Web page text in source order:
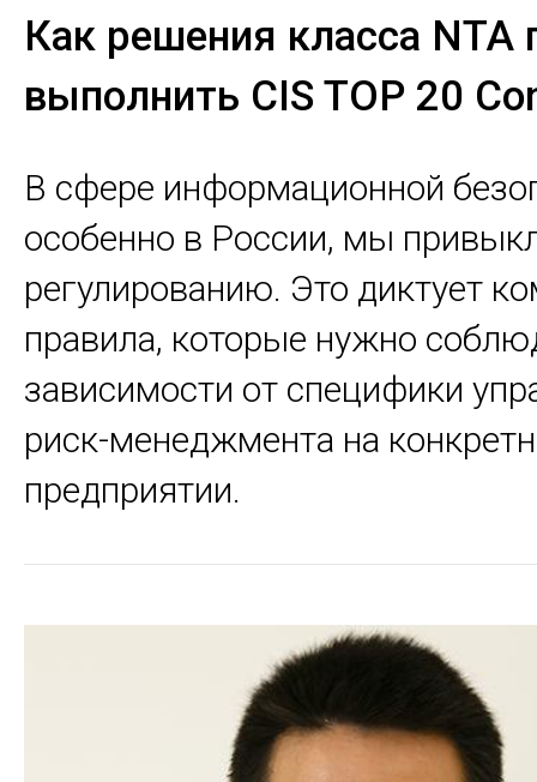
Как решения класса NTA
выполнить CIS TOP 20
В сфере информационной
особенно в России, мы
регулированию. Это диктует
правила, которые нужно
зависимости от специфики
риск-менеджмента на
предприятии.